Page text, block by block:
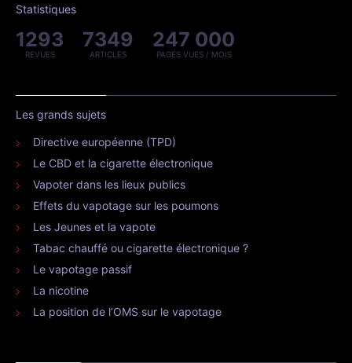
Statistiques
1293
REVUES
7349
ARTICLES
247 000
PAGES VUES / MOIS
Les grands sujets
Directive européenne (TPD)
Le CBD et la cigarette électronique
Vapoter dans les lieux publics
Effets du vapotage sur les poumons
Les Jeunes et la vapote
Tabac chauffé ou cigarette électronique ?
Le vapotage passif
La nicotine
La position de l’OMS sur le vapotage